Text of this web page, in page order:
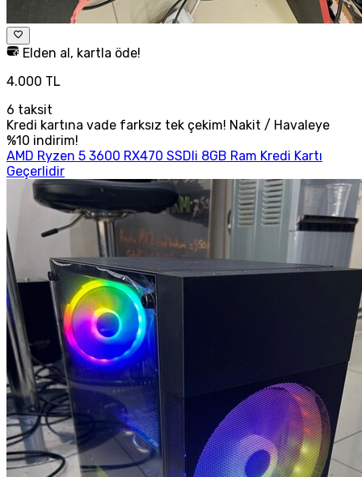
Elden al, kartla öde!
4.000 TL
6 taksit
Kredi kartına vade farksız tek çekim! Nakit / Havaleye
%10 indirim!
AMD Ryzen 5 3600 RX470 SSDli 8GB Ram Kredi Kartı
Geçerlidir